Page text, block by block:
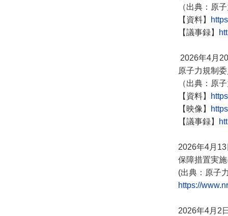
（出典：原
【資料】
【議事録】
2026年4月
原子力規制
（出典：原
【資料】
【映像】
【議事録】
2026年4月13
保障措置実
(出典 ： 原子
https://
2026年4月2